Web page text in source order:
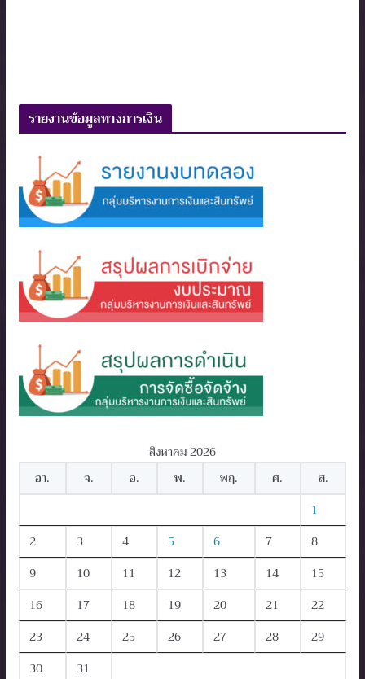
รายงานข้อมูลทางการเงิน
สิงหาคม 2026
อา.
จ. อ. พ. พฤ. ศ.
ส.
1
2
3 4 5 6 7
8
9
10 11 12 13 14
15
16
17 18 19 20 21
22
23
24 25 26 27 28
29
30
31